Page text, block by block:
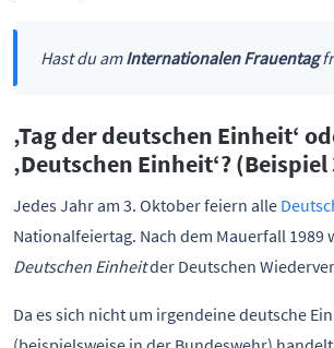
Hast du amInternationalen Frauentag
‚Tag der deutschen Einheit‘
‚Deutschen Einheit‘? (Beispiel
Jedes Jahr am 3. Oktober feiern alle
Nationalfeiertag. Nach dem Mauerfall 1989
Deutschen Einheitder Deutschen
Da es sich nicht um irgendeine deutsche